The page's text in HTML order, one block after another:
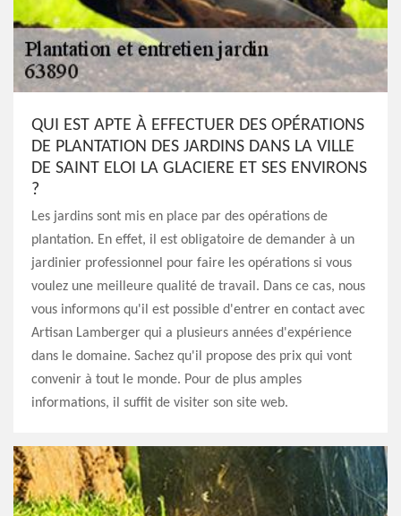
QUI EST APTE À EFFECTUER DES OPÉRATIONS
DE PLANTATION DES JARDINS DANS LA VILLE
DE SAINT ELOI LA GLACIERE ET SES ENVIRONS
?
Les jardins sont mis en place par des opérations de
plantation. En effet, il est obligatoire de demander à un
jardinier professionnel pour faire les opérations si vous
voulez une meilleure qualité de travail. Dans ce cas, nous
vous informons qu'il est possible d'entrer en contact avec
Artisan Lamberger qui a plusieurs années d'expérience
dans le domaine. Sachez qu'il propose des prix qui vont
convenir à tout le monde. Pour de plus amples
informations, il suffit de visiter son site web.